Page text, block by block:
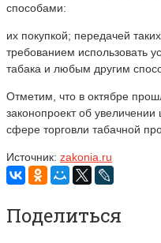
способами:
их покупкой; передачей
требованием использовать
табака и любым другим
Отметим, что в октябре
законопроект об
сфере торговли табачной
Источник: zakonia.ru
Поделиться